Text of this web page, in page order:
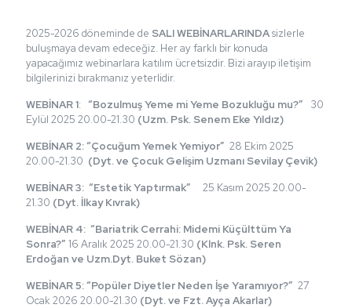
2025-2026 döneminde de SALI WEBİNARLARINDAsizlerle
buluşmaya devam edeceğiz. Her ay farklı bir konuda
yapacağımız webinarlara katılım ücretsizdir. Bizi arayıp iletişim
bilgilerinizi bırakmanız yeterlidir.
WEBİNAR 1: “Bozulmuş Yeme mi Yeme Bozukluğu mu?”
30
Eylül 2025 20.00-21.30 (Uzm. Psk. Senem Eke Yıldız)
WEBİNAR 2: “Çocuğum Yemek Yemiyor” 28 Ekim 2025
20.00-21.30 (Dyt. ve Çocuk Gelişim Uzmanı Sevilay Çevik)
WEBİNAR 3: “Estetik Yaptırmak”
25 Kasım 2025 20.00-
21.30 (Dyt. İlkay Kıvrak)
WEBİNAR 4: “Bariatrik Cerrahi: Midemi Küçülttüm Ya
Sonra?” 16 Aralık 2025 20.00-21.30 (Klnk. Psk. Seren
Erdoğan ve Uzm.Dyt. Buket Sözan)
WEBİNAR 5: “Popüler Diyetler Neden İşe Yaramıyor?” 27
Ocak 2026 20.00-21.30 (Dyt. ve Fzt. Ayça Akarlar)